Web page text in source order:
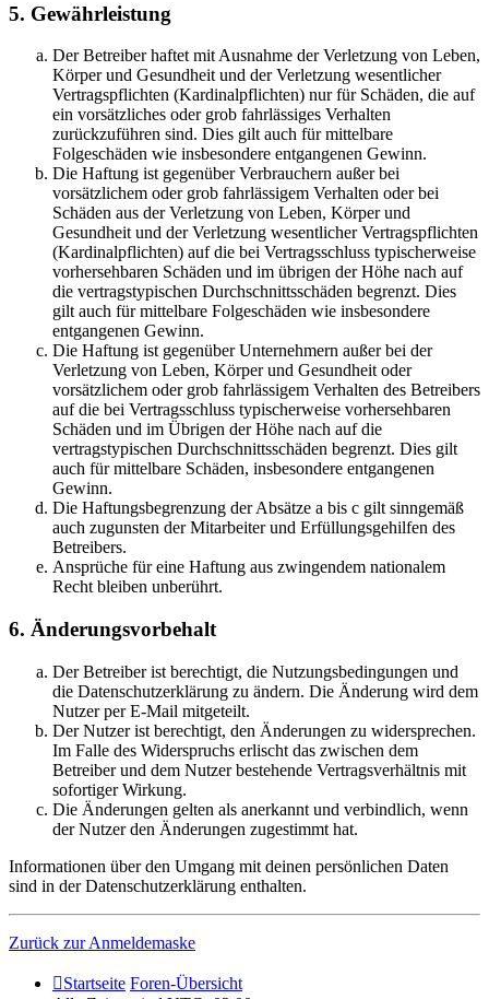
5. Gewährleistung
Der Betreiber haftet mit Ausnahme der Verletzung von Leben,
Körper und Gesundheit und der Verletzung wesentlicher
Vertragspflichten (Kardinalpflichten) nur für Schäden, die auf
ein vorsätzliches oder grob fahrlässiges Verhalten
zurückzuführen sind. Dies gilt auch für mittelbare
Folgeschäden wie insbesondere entgangenen Gewinn.
Die Haftung ist gegenüber Verbrauchern außer bei
vorsätzlichem oder grob fahrlässigem Verhalten oder bei
Schäden aus der Verletzung von Leben, Körper und
Gesundheit und der Verletzung wesentlicher Vertragspflichten
(Kardinalpflichten) auf die bei Vertragsschluss typischerweise
vorhersehbaren Schäden und im übrigen der Höhe nach auf
die vertragstypischen Durchschnittsschäden begrenzt. Dies
gilt auch für mittelbare Folgeschäden wie insbesondere
entgangenen Gewinn.
Die Haftung ist gegenüber Unternehmern außer bei der
Verletzung von Leben, Körper und Gesundheit oder
vorsätzlichem oder grob fahrlässigem Verhalten des Betreibers
auf die bei Vertragsschluss typischerweise vorhersehbaren
Schäden und im Übrigen der Höhe nach auf die
vertragstypischen Durchschnittsschäden begrenzt. Dies gilt
auch für mittelbare Schäden, insbesondere entgangenen
Gewinn.
Die Haftungsbegrenzung der Absätze a bis c gilt sinngemäß
auch zugunsten der Mitarbeiter und Erfüllungsgehilfen des
Betreibers.
Ansprüche für eine Haftung aus zwingendem nationalem
Recht bleiben unberührt.
6. Änderungsvorbehalt
Der Betreiber ist berechtigt, die Nutzungsbedingungen und
die Datenschutzerklärung zu ändern. Die Änderung wird dem
Nutzer per E-Mail mitgeteilt.
Der Nutzer ist berechtigt, den Änderungen zu widersprechen.
Im Falle des Widerspruchs erlischt das zwischen dem
Betreiber und dem Nutzer bestehende Vertragsverhältnis mit
sofortiger Wirkung.
Die Änderungen gelten als anerkannt und verbindlich, wenn
der Nutzer den Änderungen zugestimmt hat.
Informationen über den Umgang mit deinen persönlichen Daten
sind in der Datenschutzerklärung enthalten.
Zurück zur Anmeldemaske
Startseite Foren-Übersicht